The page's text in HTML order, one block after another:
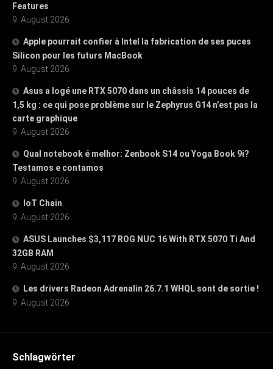
Features
9. August 2026
Apple pourrait confier à Intel la fabrication de ses puces
Silicon pour les futurs MacBook
9. August 2026
Asus a logé une RTX 5070 dans un châssis 14 pouces de
1,5 kg : ce qui pose problème sur le Zephyrus G14 n’est pas la
carte graphique
9. August 2026
Qual notebook é melhor: Zenbook S14 ou Yoga Book 9i?
Testamos e contamos
9. August 2026
IoT Chain
9. August 2026
ASUS Launches $3,117 ROG NUC 16 With RTX 5070 Ti And
32GB RAM
9. August 2026
Les drivers Radeon Adrenalin 26.7.1 WHQL sont de sortie !
9. August 2026
Schlagwörter